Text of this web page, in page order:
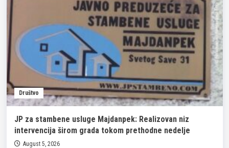
Društvo
JP za stambene usluge Majdanpek: Realizovan niz
intervencija širom grada tokom prethodne nedelje
August 5, 2026